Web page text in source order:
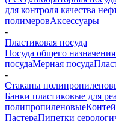
для контроля качества
полимеровАксессуары
-
Пластиковая посуда
Посуда общего
посудаМерная посуда
-
Стаканы
Банки пластиковые для
полипропиленовые
ПастераПипетки